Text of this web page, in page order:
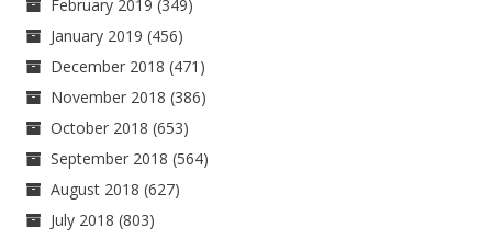
February 2019 (349)
January 2019 (456)
December 2018 (471)
November 2018 (386)
October 2018 (653)
September 2018 (564)
August 2018 (627)
July 2018 (803)